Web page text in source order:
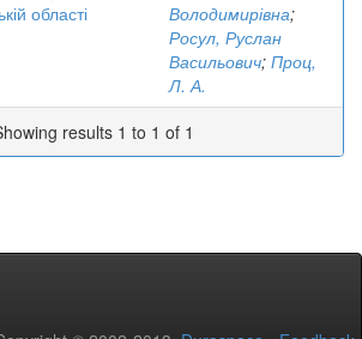
області
Володимирівна;
Росул, Руслан
Васильович; Проц,
Л. А.
results 1 to 1 of 1